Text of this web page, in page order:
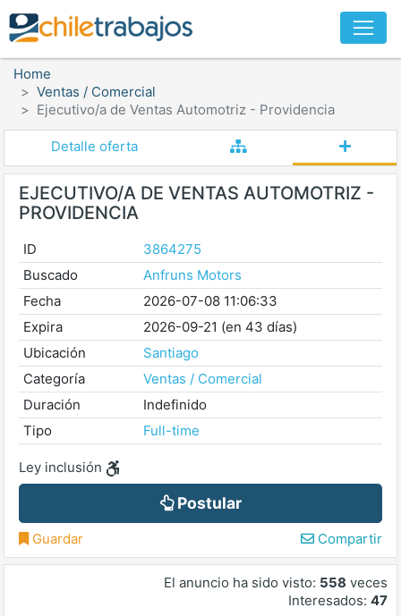
Home
Ventas / Comercial
Ejecutivo/a de Ventas Automotriz - Providencia
Detalle oferta
EJECUTIVO/A DE VENTAS AUTOMOTRIZ -
PROVIDENCIA
ID
3864275
Buscado
Anfruns Motors
Fecha
2026-07-08 11:06:33
Expira
2026-09-21 (en 43 días)
Ubicación
Santiago
Categoría
Ventas / Comercial
Duración
Indefinido
Tipo
Full-time
Ley inclusión
Postular
Guardar Compartir
El anuncio ha sido visto: 558 veces
Interesados: 47